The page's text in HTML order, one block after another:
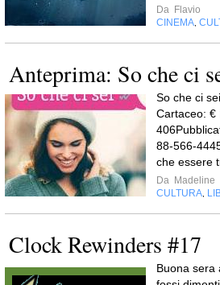
Da Flavio
CINEMA
Anteprima: So che ci
So che ci
Cartaceo: €
88-566-
che essere
Da Madeline
CULTURA
Clock Rewinders #17
Buona sera